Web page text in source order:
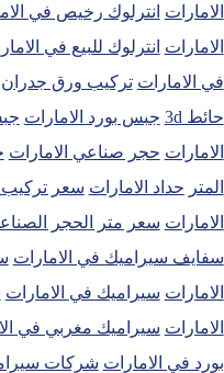
الامارات انترلوك رخيص في
الامارات انترلوك للبيع في
في الامارات تركيب ورق
حائط 3d
جبس بورد الامارات
الامارات حجر صناعي الامارات
المتر حداد الامارات سعر تركيب
الامارات سعر متر الحجر
سفايف سيراميك في الامارات
الامارات سيراميك في الامارات
الامارات سيراميك مغربي في
بورد في الامارات شركات